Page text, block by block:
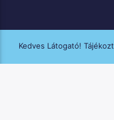
Kedves Látogató!